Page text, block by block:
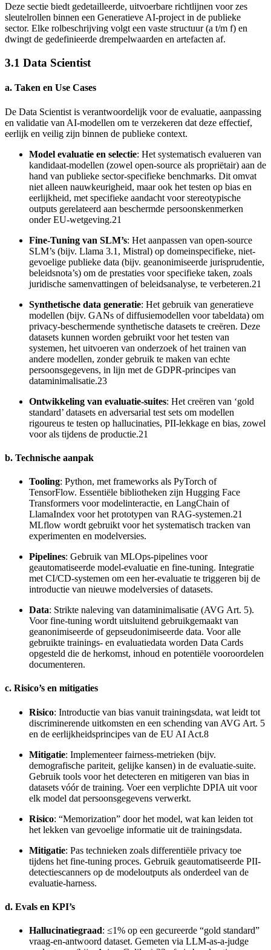
Deze sectie biedt gedetailleerde, uitvoerbare richtlijnen voor zes
sleutelrollen binnen een Generatieve AI-project in de publieke
sector. Elke rolbeschrijving volgt een vaste structuur (a t/m f) en
dwingt de gedefinieerde drempelwaarden en artefacten af.
3.1 Data Scientist
a. Taken en Use Cases
De Data Scientist is verantwoordelijk voor de evaluatie, aanpassing
en validatie van AI-modellen om te verzekeren dat deze effectief,
eerlijk en veilig zijn binnen de publieke context.
Model evaluatie en selectie: Het systematisch evalueren van
kandidaat-modellen (zowel open-source als propriëtair) aan de
hand van publieke sector-specifieke benchmarks. Dit omvat
niet alleen nauwkeurigheid, maar ook het testen op bias en
eerlijkheid, met specifieke aandacht voor stereotypische
outputs gerelateerd aan beschermde persoonskenmerken
onder EU-wetgeving.21
Fine-Tuning van SLM’s: Het aanpassen van open-source
SLM’s (bijv. Llama 3.1, Mistral) op domeinspecifieke, niet-
gevoelige publieke data (bijv. geanonimiseerde jurisprudentie,
beleidsnota’s) om de prestaties voor specifieke taken, zoals
juridische samenvattingen of beleidsanalyse, te verbeteren.21
Synthetische data generatie: Het gebruik van generatieve
modellen (bijv. GANs of diffusiemodellen voor tabeldata) om
privacy-beschermende synthetische datasets te creëren. Deze
datasets kunnen worden gebruikt voor het testen van
systemen, het uitvoeren van onderzoek of het trainen van
andere modellen, zonder gebruik te maken van echte
persoonsgegevens, in lijn met de GDPR-principes van
dataminimalisatie.23
Ontwikkeling van evaluatie-suites: Het creëren van ‘gold
standard’ datasets en adversarial test sets om modellen
rigoureus te testen op hallucinaties, PII-lekkage en bias, zowel
voor als tijdens de productie.21
b. Technische aanpak
Tooling: Python, met frameworks als PyTorch of
TensorFlow. Essentiële bibliotheken zijn Hugging Face
Transformers voor modelinteractie, en LangChain of
LlamaIndex voor het prototypen van RAG-systemen.21
MLflow wordt gebruikt voor het systematisch tracken van
experimenten en modelversies.
Pipelines: Gebruik van MLOps-pipelines voor
geautomatiseerde model-evaluatie en fine-tuning. Integratie
met CI/CD-systemen om een her-evaluatie te triggeren bij de
introductie van nieuwe modelversies of datasets.
Data: Strikte naleving van dataminimalisatie (AVG Art. 5).
Voor fine-tuning wordt uitsluitend gebruikgemaakt van
geanonimiseerde of gepseudonimiseerde data. Voor alle
gebruikte trainings- en evaluatiedata worden Data Cards
opgesteld die de herkomst, inhoud en potentiële vooroordelen
documenteren.
c. Risico’s en mitigaties
Risico: Introductie van bias vanuit trainingsdata, wat leidt tot
discriminerende uitkomsten en een schending van AVG Art. 5
en de eerlijkheidsprincipes van de EU AI Act.8
Mitigatie: Implementeer fairness-metrieken (bijv.
demografische pariteit, gelijke kansen) in de evaluatie-suite.
Gebruik tools voor het detecteren en mitigeren van bias in
datasets vóór de training. Voer een verplichte DPIA uit voor
elk model dat persoonsgegevens verwerkt.
Risico: “Memorization” door het model, wat kan leiden tot
het lekken van gevoelige informatie uit de trainingsdata.
Mitigatie: Pas technieken zoals differentiële privacy toe
tijdens het fine-tuning proces. Gebruik geautomatiseerde PII-
detectiescanners op de modeloutputs als onderdeel van de
evaluatie-harness.
d. Evals en KPI’s
Hallucinatiegraad: ≤1% op een gecureerde “gold standard”
vraag-en-antwoord dataset. Gemeten via LLM-as-a-judge